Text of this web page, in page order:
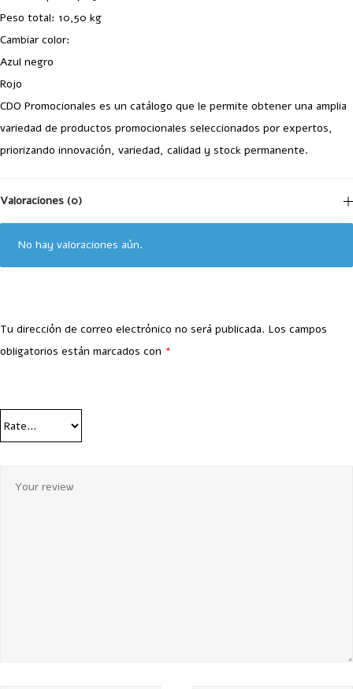
Peso total: 10,50 kg
Cambiar color:
Azul negro
Rojo
CDO Promocionales es un catálogo que le permite obtener una amplia
variedad de productos promocionales seleccionados por expertos,
priorizando innovación, variedad, calidad y stock permanente.
Valoraciones (0)
No hay valoraciones aún.
Tu dirección de correo electrónico no será publicada. Los campos
obligatorios están marcados con *